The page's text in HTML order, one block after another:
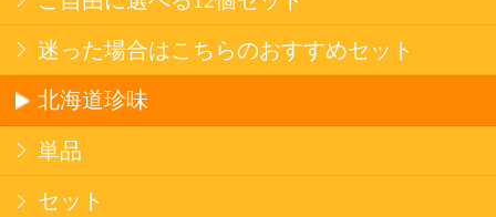
果実フレーバー
北海道ならでは
お店で大人気
サッポロビール